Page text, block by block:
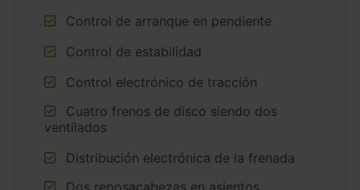
Control de arranque en pendiente
Control de estabilidad
Control electrónico de tracción
ventilados
Distribución electrónica de la frenada